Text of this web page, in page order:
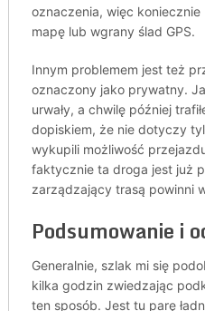
oznaczenia, więc
mapę lub wgrany ślad GPS.
Innym problemem jest też
oznaczony jako prywatny.
urwały, a chwilę później
dopiskiem, że nie dotyczy
wykupili możliwość
faktycznie ta droga jest już
zarządzający trasą powinni
Podsumowanie i
Generalnie, szlak mi się
kilka godzin zwiedzając
ten sposób. Jest tu parę